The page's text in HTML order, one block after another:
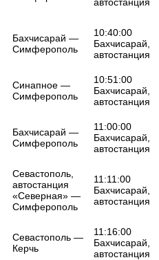
Бахчисарай —
Симферополь
10:40:00
Бахчисарай,
автостанция
Синапное —
Симферополь
10:51:00
Бахчисарай,
автостанция
Бахчисарай —
Симферополь
11:00:00
Бахчисарай,
автостанция
Севастополь,
автостанция
«Северная» —
Симферополь
11:11:00
Бахчисарай,
автостанция
Севастополь —
Керчь
11:16:00
Бахчисарай,
автостанция